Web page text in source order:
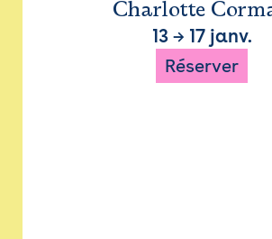
Charlotte
13→ 17 janv.
Réserver